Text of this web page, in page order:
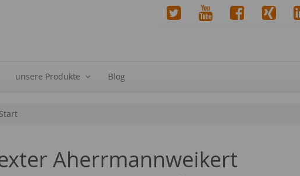
unsere Produkte Blog
Start
Aherrmannweikert